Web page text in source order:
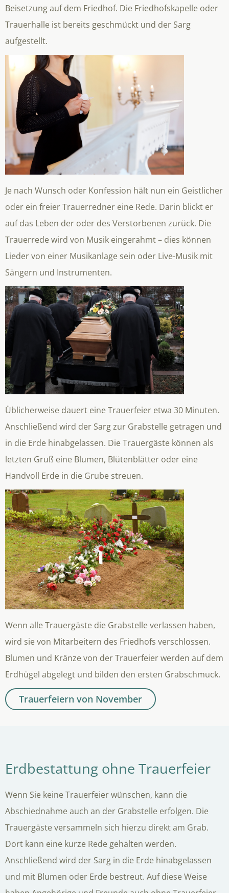
Beisetzung auf dem Friedhof. Die Friedhofskapelle oder
Trauerhalle ist bereits geschmückt und der Sarg
aufgestellt.
Je nach Wunsch oder Konfession hält nun ein Geistlicher
oder ein freier Trauerredner eine Rede. Darin blickt er
auf das Leben der oder des Verstorbenen zurück. Die
Trauerrede wird von Musik eingerahmt – dies können
Lieder von einer Musikanlage sein oder Live-Musik mit
Sängern und Instrumenten.
Üblicherweise dauert eine Trauerfeier etwa 30 Minuten.
Anschließend wird der Sarg zur Grabstelle getragen und
in die Erde hinabgelassen. Die Trauergäste können als
letzten Gruß eine Blumen, Blütenblätter oder eine
Handvoll Erde in die Grube streuen.
Wenn alle Trauergäste die Grabstelle verlassen haben,
wird sie von Mitarbeitern des Friedhofs verschlossen.
Blumen und Kränze von der Trauerfeier werden auf dem
Erdhügel abgelegt und bilden den ersten Grabschmuck.
Trauerfeiern von November
Erdbestattung ohne Trauerfeier
Wenn Sie keine Trauerfeier wünschen, kann die
Abschiednahme auch an der Grabstelle erfolgen. Die
Trauergäste versammeln sich hierzu direkt am Grab.
Dort kann eine kurze Rede gehalten werden.
Anschließend wird der Sarg in die Erde hinabgelassen
und mit Blumen oder Erde bestreut. Auf diese Weise